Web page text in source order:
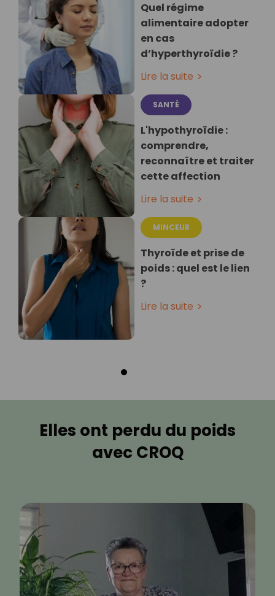
Quel régime
alimentaire adopter
en cas
d’hyperthyroïdie ?
Lire la suite
SANTÉ
L'hypothyroïdie :
comprendre,
reconnaître et traiter
cette affection
Lire la suite
MINCEUR
Thyroïde et prise de
poids : quel est le lien
?
Lire la suite
Elles ont perdu du poids
avec CROQ